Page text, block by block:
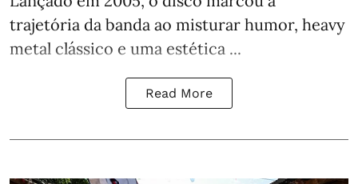
trajetória da banda ao misturar humor, heavy
metal clássico e uma estética ...
Read More